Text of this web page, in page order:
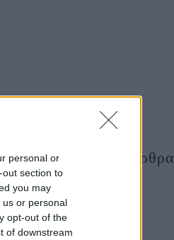
personal or
section to
you may
or personal
opt-out of the
of downstream
Τελευταία Άρθρα